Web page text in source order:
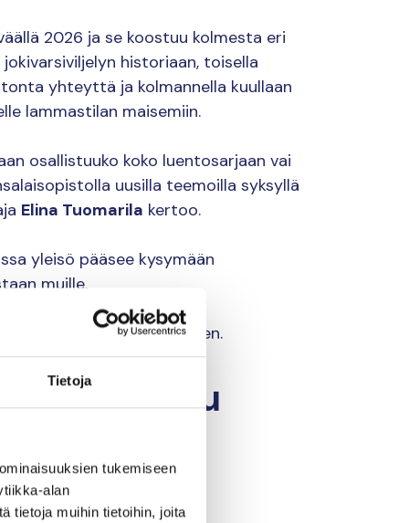
Tietoja
tukemiseen
alan
tietoja muihin tietoihin, joita
2026 ja se koostuu kolmesta eri
historiaan, toisella
yhteyttä ja kolmannella kuullaan
lammastilan maisemiin.
osallistuuko koko luentosarjaan vai
uusilla teemoilla syksyllä
Elina Tuomarila kertoo.
yleisö pääsee kysymään
muille.
ennakkoilmoittautuminen.
ilmoittaudu